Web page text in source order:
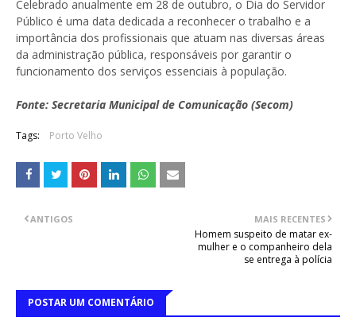
Celebrado anualmente em 28 de outubro, o Dia do Servidor
Público é uma data dedicada a reconhecer o trabalho e a
importância dos profissionais que atuam nas diversas áreas
da administração pública, responsáveis por garantir o
funcionamento dos serviços essenciais à população.
Fonte: Secretaria Municipal de Comunicação (Secom)
Tags: Porto Velho
MAIS RECENTES
Homem suspeito de matar ex-
mulher e o companheiro dela
se entrega à polícia
ANTIGOS
POSTAR UM COMENTÁRIO